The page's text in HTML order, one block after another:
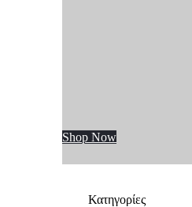
Shop Now
Κατηγορίες